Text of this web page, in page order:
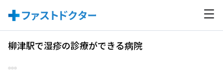
柳津駅で湿疹の診療ができる病院